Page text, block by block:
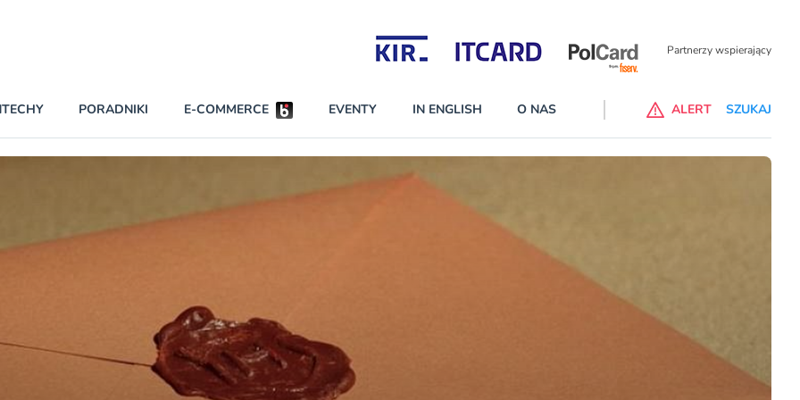
Partnerzy wspierający
BEZPIECZEŃSTWO
NAJCZĘŚCIEJ CZYTANE
Darmowy dostęp do ChataGPT Go dla klientów Revoluta. Nowy benefit we
W najniższych planach – Standard i Plus – z usługi będzie można korzsytać za
PORADNIKI E-COMMERCE EVENTY IN ENGLISH O NAS ALERT SZUKAJ